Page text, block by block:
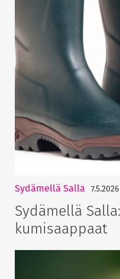
Sydämellä Salla 7.5.2026
Sydämellä
kumisaappaat